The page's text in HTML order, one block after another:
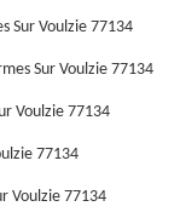
Sur Voulzie 77134
Sur Voulzie 77134
Voulzie 77134
77134
Voulzie 77134